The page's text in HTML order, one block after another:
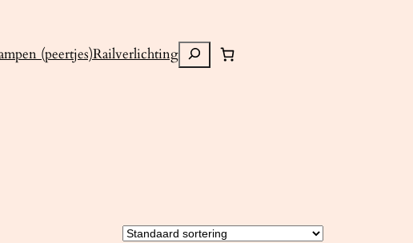
(peertjes)RailverlichtingZoeken